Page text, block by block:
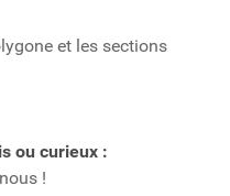
et les sections
ou curieux :
!